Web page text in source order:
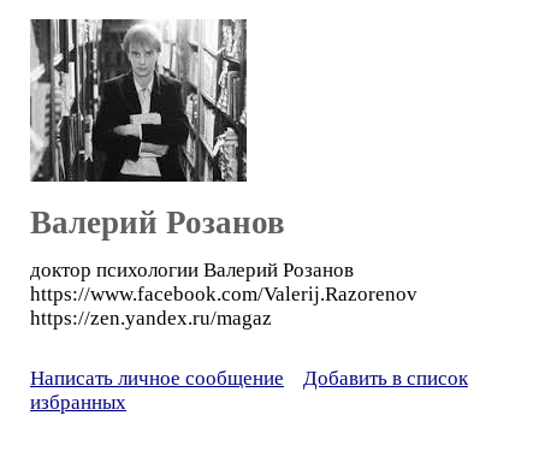
Валерий Розанов
доктор психологии Валерий Розанов
https://www.facebook.com/Valerij.Razorenov
https://zen.yandex.ru/magaz
Написать личное сообщение
Добавить в список
избранных